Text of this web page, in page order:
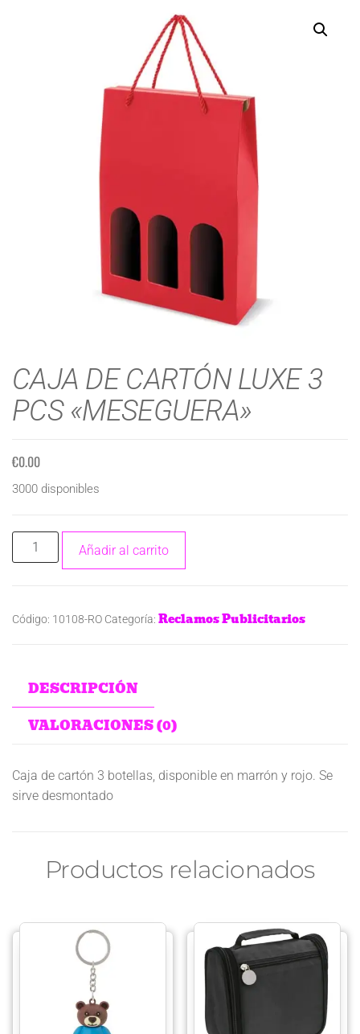
MESEGUERA AL VACIO
CAJA DE CARTÓN LUXE 3
PCS «MESEGUERA»
€0.00
3000 disponibles
Añadir al carrito
Código: 10108-RO Categoría: Reclamos Publicitarios
DESCRIPCIÓN
VALORACIONES (0)
Caja de cartón 3 botellas, disponible en marrón y rojo. Se
sirve desmontado
Productos relacionados